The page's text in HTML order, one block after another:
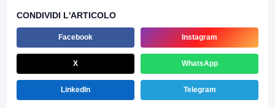
CONDIVIDI L'ARTICOLO
Facebook Instagram
X WhatsApp
LinkedIn Telegram